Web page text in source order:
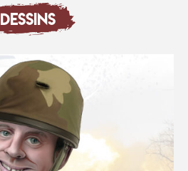
DESSINS